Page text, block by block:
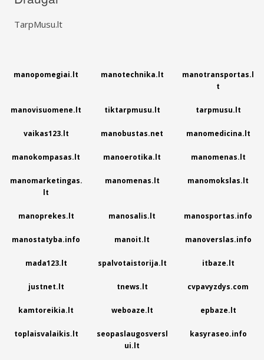
TarpMusu.lt
manopomegiai.lt manotechnika.lt
manotransportas.l
t
manovisuomene.lt tiktarpmusu.lt tarpmusu.lt
vaikas123.lt manobustas.net manomedicina.lt
manokompasas.lt manoerotika.lt manomenas.lt
manomarketingas.
lt
manomenas.lt manomokslas.lt
manoprekes.lt manosalis.lt manosportas.info
manostatyba.info manoit.lt manoverslas.info
mada123.lt spalvotaistorija.lt itbaze.lt
justnet.lt tnews.lt cvpavyzdys.com
kamtoreikia.lt weboaze.lt epbaze.lt
toplaisvalaikis.lt
seopaslaugosversl
ui.lt
kasyraseo.info